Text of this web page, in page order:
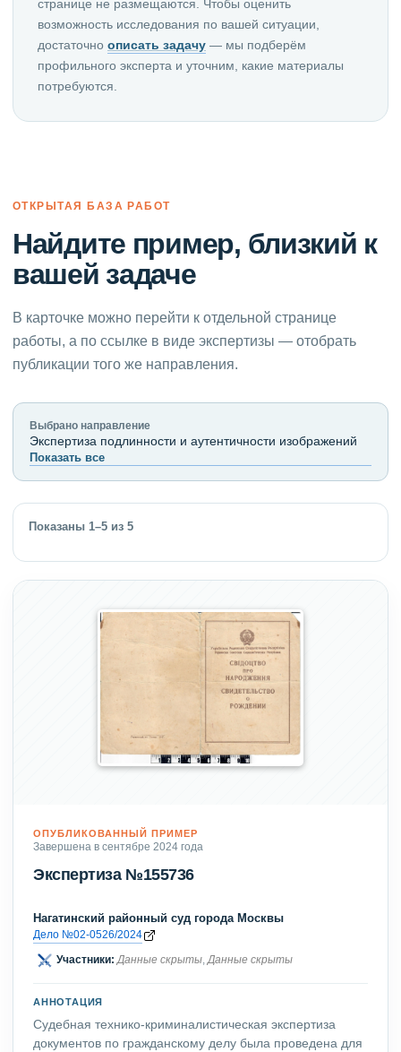
странице не размещаются. Чтобы оценить
возможность исследования по вашей ситуации,
достаточно описать задачу — мы подберём
профильного эксперта и уточним, какие материалы
потребуются.
ОТКРЫТАЯ БАЗА РАБОТ
Найдите пример, близкий к
вашей задаче
В карточке можно перейти к отдельной странице
работы, а по ссылке в виде экспертизы — отобрать
публикации того же направления.
Выбрано направление
Экспертиза подлинности и аутентичности изображений
Показать все
Показаны 1–5 из 5
ОПУБЛИКОВАННЫЙ ПРИМЕР
Завершена в сентябре 2024 года
Экспертиза №155736
Нагатинский районный суд города Москвы
Дело №02-0526/2024
Участники: Данные скрыты,Данные скрыты
АННОТАЦИЯ
Судебная технико-криминалистическая экспертиза
документов по гражданскому делу была проведена для